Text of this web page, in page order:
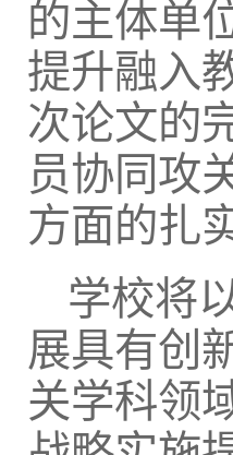
的主体单
提升融入
次论文的
员协同攻
方面的扎
学校将
展具有创
关学科领